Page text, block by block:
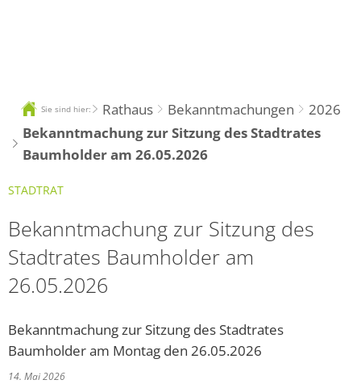
Sie sind hier: Rathaus Bekanntmachungen
2026
Bekanntmachung zur Sitzung des Stadtrates
Baumholder am 26.05.2026
STADTRAT
Bekanntmachung zur Sitzung des
Stadtrates Baumholder am
26.05.2026
Bekanntmachung zur Sitzung des Stadtrates
Baumholder am Montag den 26.05.2026
14. Mai 2026